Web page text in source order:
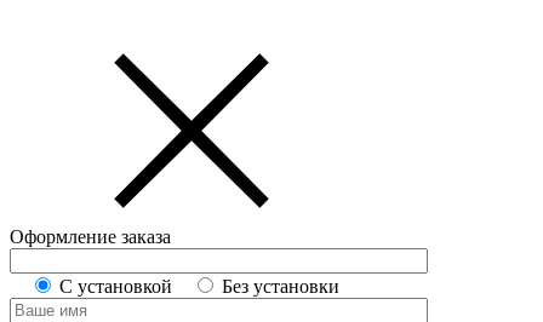
Оформление заказа
С установкой Без установки